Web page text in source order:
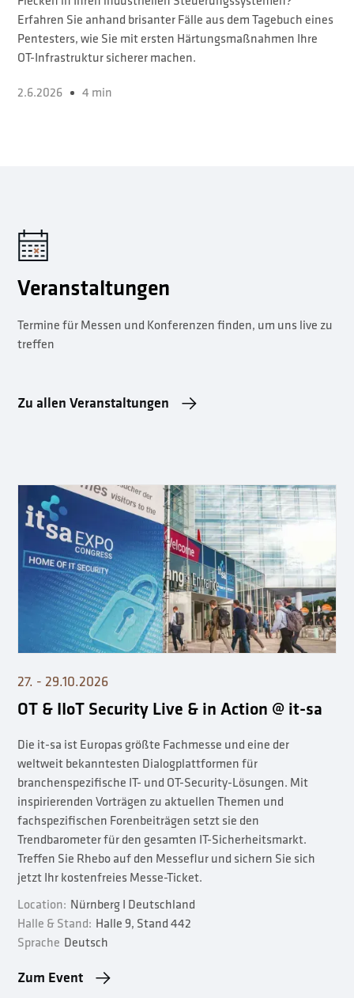
Erfahren Sie anhand brisanter Fälle aus dem Tagebuch eines
Pentesters, wie Sie mit ersten Härtungsmaßnahmen Ihre
OT-Infrastruktur sicherer machen.
2.6.2026 4 min
Veranstaltungen
Termine für Messen und Konferenzen finden, um uns live zu
treffen
Zu allen Veranstaltungen
27. - 29.10.2026
OT & IIoT Security Live & in Action @ it-sa
Die it-sa ist Europas größte Fachmesse und eine der
weltweit bekanntesten Dialogplattformen für
branchenspezifische IT- und OT-Security-Lösungen. Mit
inspirierenden Vorträgen zu aktuellen Themen und
fachspezifischen Forenbeiträgen setzt sie den
Trendbarometer für den gesamten IT-Sicherheitsmarkt.
Treffen Sie Rhebo auf den Messeflur und sichern Sie sich
jetzt Ihr kostenfreies Messe-Ticket.
Location: Nürnberg I Deutschland
Halle & Stand: Halle 9, Stand 442
Sprache Deutsch
Zum Event